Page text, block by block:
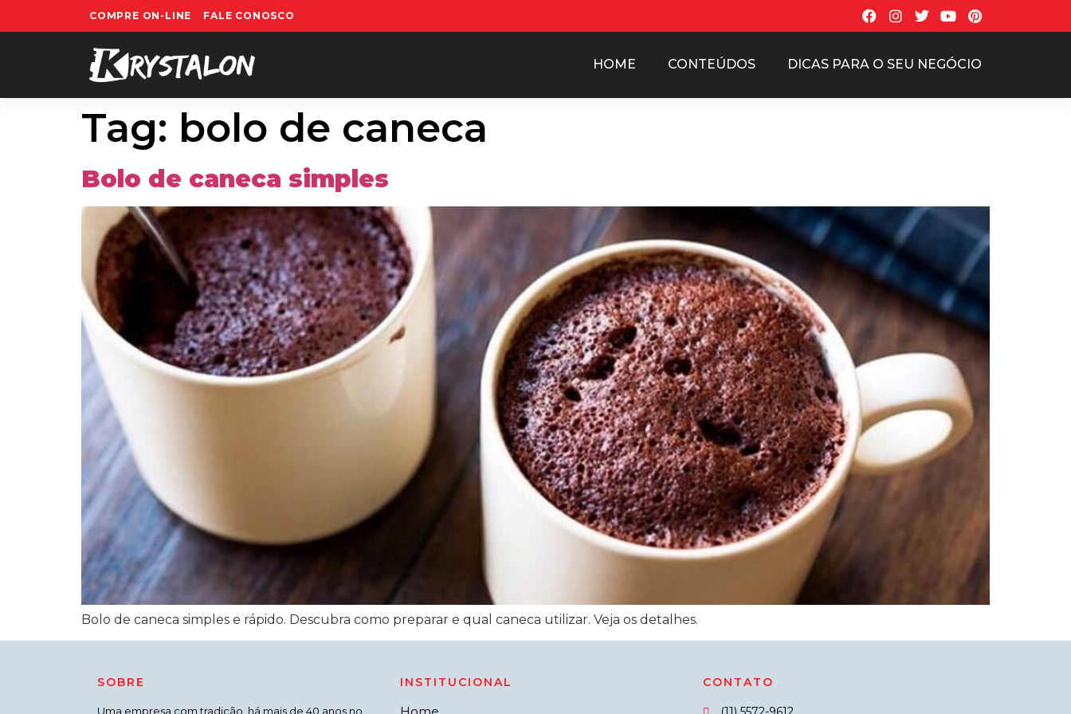
COMPRE ON-LINE FALE CONOSCO
HOME CONTEÚDOS DICAS PARA O SEU NEGÓCIO
Tag: bolo de caneca
Bolo de caneca simples
Bolo de caneca simples e rápido. Descubra como preparar e qual caneca utilizar. Veja os detalhes.
SOBRE
Uma empresa com tradição, há mais de 40 anos no
INSTITUCIONAL CONTATO